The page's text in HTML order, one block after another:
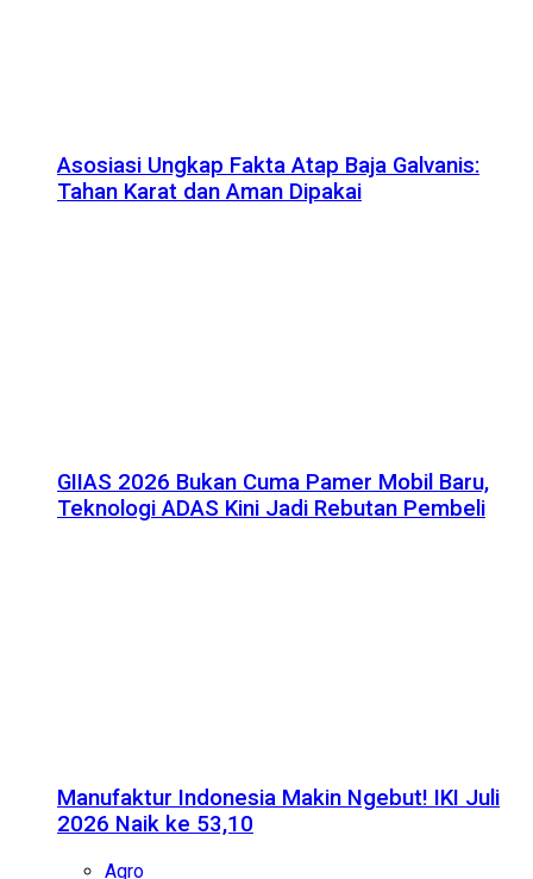
Asosiasi Ungkap Fakta Atap Baja Galvanis:
Tahan Karat dan Aman Dipakai
GIIAS 2026 Bukan Cuma Pamer Mobil Baru,
Teknologi ADAS Kini Jadi Rebutan Pembeli
Manufaktur Indonesia Makin Ngebut! IKI Juli
2026 Naik ke 53,10
Agro